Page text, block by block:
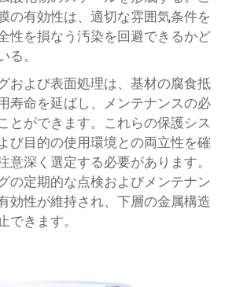
の有効性は、適切な雰囲気条件を
性を損なう汚染を回避できるかど
る。
および表面処理は、基材の腐食抵
寿命を延ばし、メンテナンスの必
とができます。これらの保護シス
び目的の使用環境との両立性を確
意深く選定する必要があります。
の定期的な点検およびメンテナン
効性が維持され、下層の金属構造
できます。